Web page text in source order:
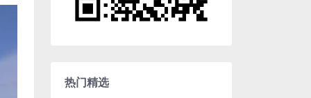
热门精选